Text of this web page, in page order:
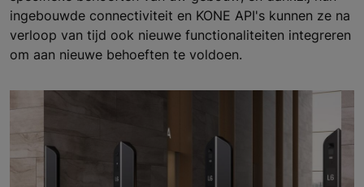
ingebouwde connectiviteit en KONE API's kunnen ze na
verloop van tijd ook nieuwe functionaliteiten integreren
om aan nieuwe behoeften te voldoen.